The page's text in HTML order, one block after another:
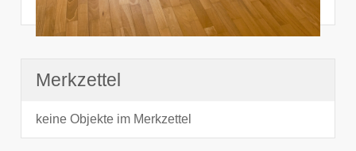
noch nichts angesehen
Merkzettel
keine Objekte im Merkzettel